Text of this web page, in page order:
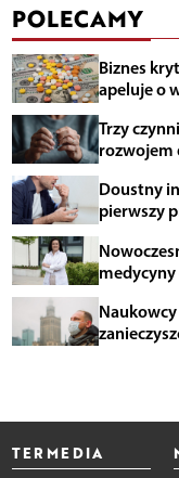
POLECAMY
Biznes
apeluje o
Trzy
rozwojem
Doustny
pierwszy
medycyny
TERMEDIA